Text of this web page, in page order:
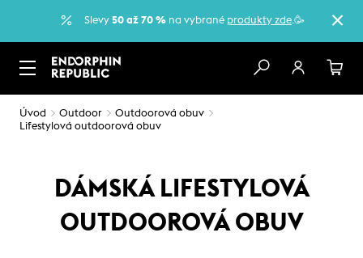
Slevy 50 až 70 % na vybrané produkty zde.🥳
Úvod Outdoor
Outdoorová obuv
Lifestylová outdoorová obuv
DÁMSKÁ LIFESTYLOVÁ
OUTDOOROVÁ OBUV